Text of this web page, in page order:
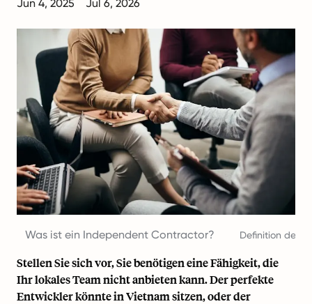
Jun 4, 2025 Jul 6, 2026
Was ist ein Independent Contractor? Definition des
Stellen Sie sich vor, Sie benötigen eine Fähigkeit, die
Ihr lokales Team nicht anbieten kann. Der perfekte
Entwickler könnte in Vietnam sitzen, oder der